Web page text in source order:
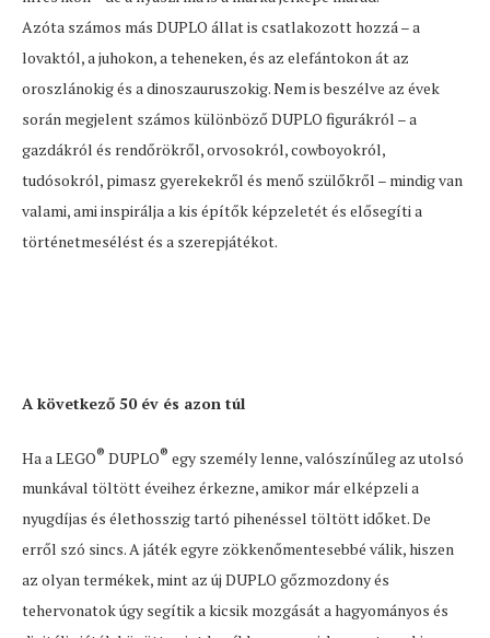
Azóta számos más DUPLO állat is csatlakozott hozzá – a
lovaktól, a juhokon, a teheneken, és az elefántokon át az
oroszlánokig és a dinoszauruszokig. Nem is beszélve az évek
során megjelent számos különböző DUPLO figurákról – a
gazdákról és rendőrökről, orvosokról, cowboyokról,
tudósokról, pimasz gyerekekről és menő szülőkről – mindig van
valami, ami inspirálja a kis építők képzeletét és elősegíti a
történetmesélést és a szerepjátékot.
A következő 50 év és azon túl
Ha a LEGO® DUPLO® egy személy lenne, valószínűleg az utolsó
munkával töltött éveihez érkezne, amikor már elképzeli a
nyugdíjas és élethosszig tartó pihenéssel töltött időket. De
erről szó sincs. A játék egyre zökkenőmentesebbé válik, hiszen
az olyan termékek, mint az új DUPLO gőzmozdony és
tehervonatok úgy segítik a kicsik mozgását a hagyományos és